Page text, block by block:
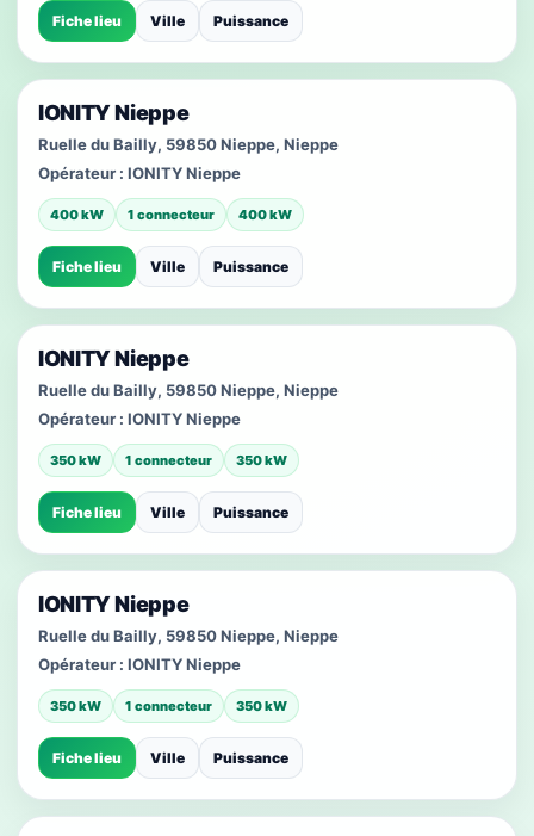
Fiche lieu Ville Puissance
IONITY Nieppe
Ruelle du Bailly, 59850 Nieppe, Nieppe
Opérateur : IONITY Nieppe
400 kW 1 connecteur 400 kW
Fiche lieu Ville Puissance
IONITY Nieppe
Ruelle du Bailly, 59850 Nieppe, Nieppe
Opérateur : IONITY Nieppe
350 kW 1 connecteur 350 kW
Fiche lieu Ville Puissance
IONITY Nieppe
Ruelle du Bailly, 59850 Nieppe, Nieppe
Opérateur : IONITY Nieppe
350 kW 1 connecteur 350 kW
Fiche lieu Ville Puissance